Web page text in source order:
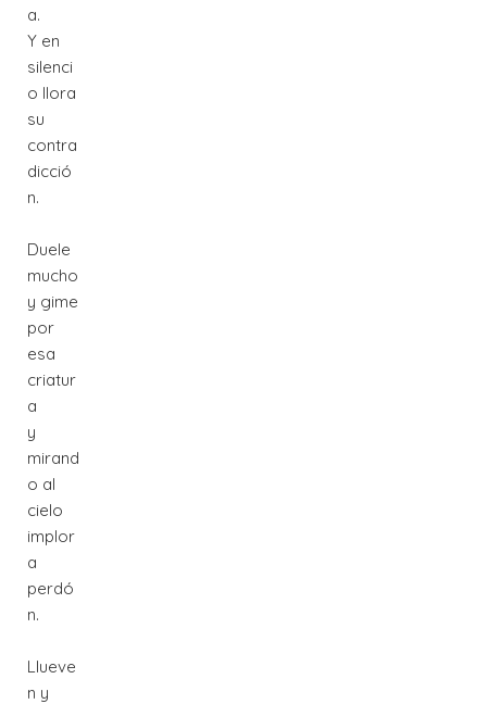
a.
Y en
silenci
o llora
su
contra
dicció
n.
Duele
mucho
y gime
por
esa
criatur
a
y
mirand
o al
cielo
implor
a
perdó
n.
Llueve
n y